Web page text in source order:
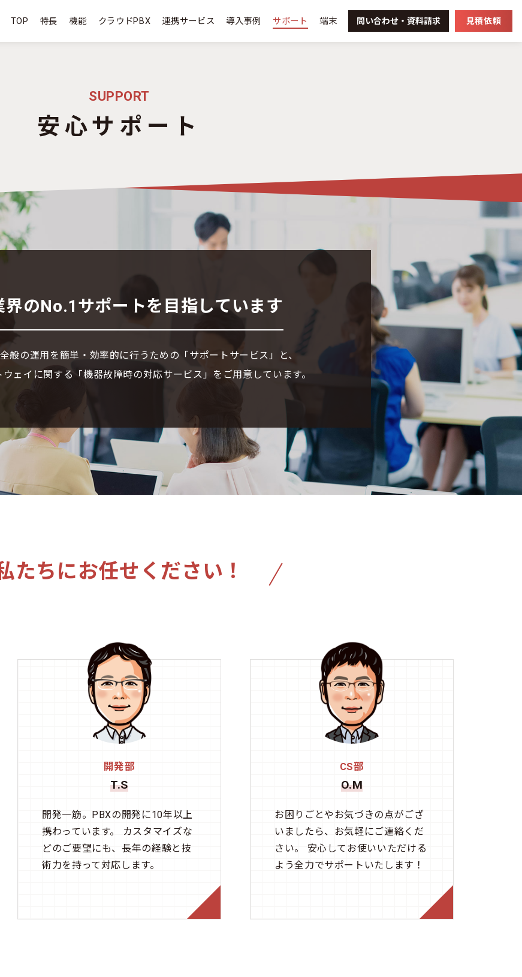
TOP 特長 機能 クラウドPBX 連携サービス 導入事例 サポート 端末 問い合わせ・資料請求 見積依頼
SUPPORT
安心サポート
界のNo.1サポートを目指しています
般の運用を簡単・効率的に行うための「サポートサービス」と、
ェイに関する 「機器故障時の対応サービス」を ご用意しています。
たちにお任せください！
開発部
T.S
開発一筋。PBXの開発に10年以上
携わっています。 カスタマイズな
どのご要望にも、長年の経験と技
術力を持って対応します。
CS部
O.M
お困りごとやお気づきの点がござ
いましたら、お気軽にご連絡くだ
さい。 安心してお使いいただける
よう全力でサポートいたします！